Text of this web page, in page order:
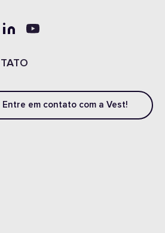
Entre em contato com a Vest!